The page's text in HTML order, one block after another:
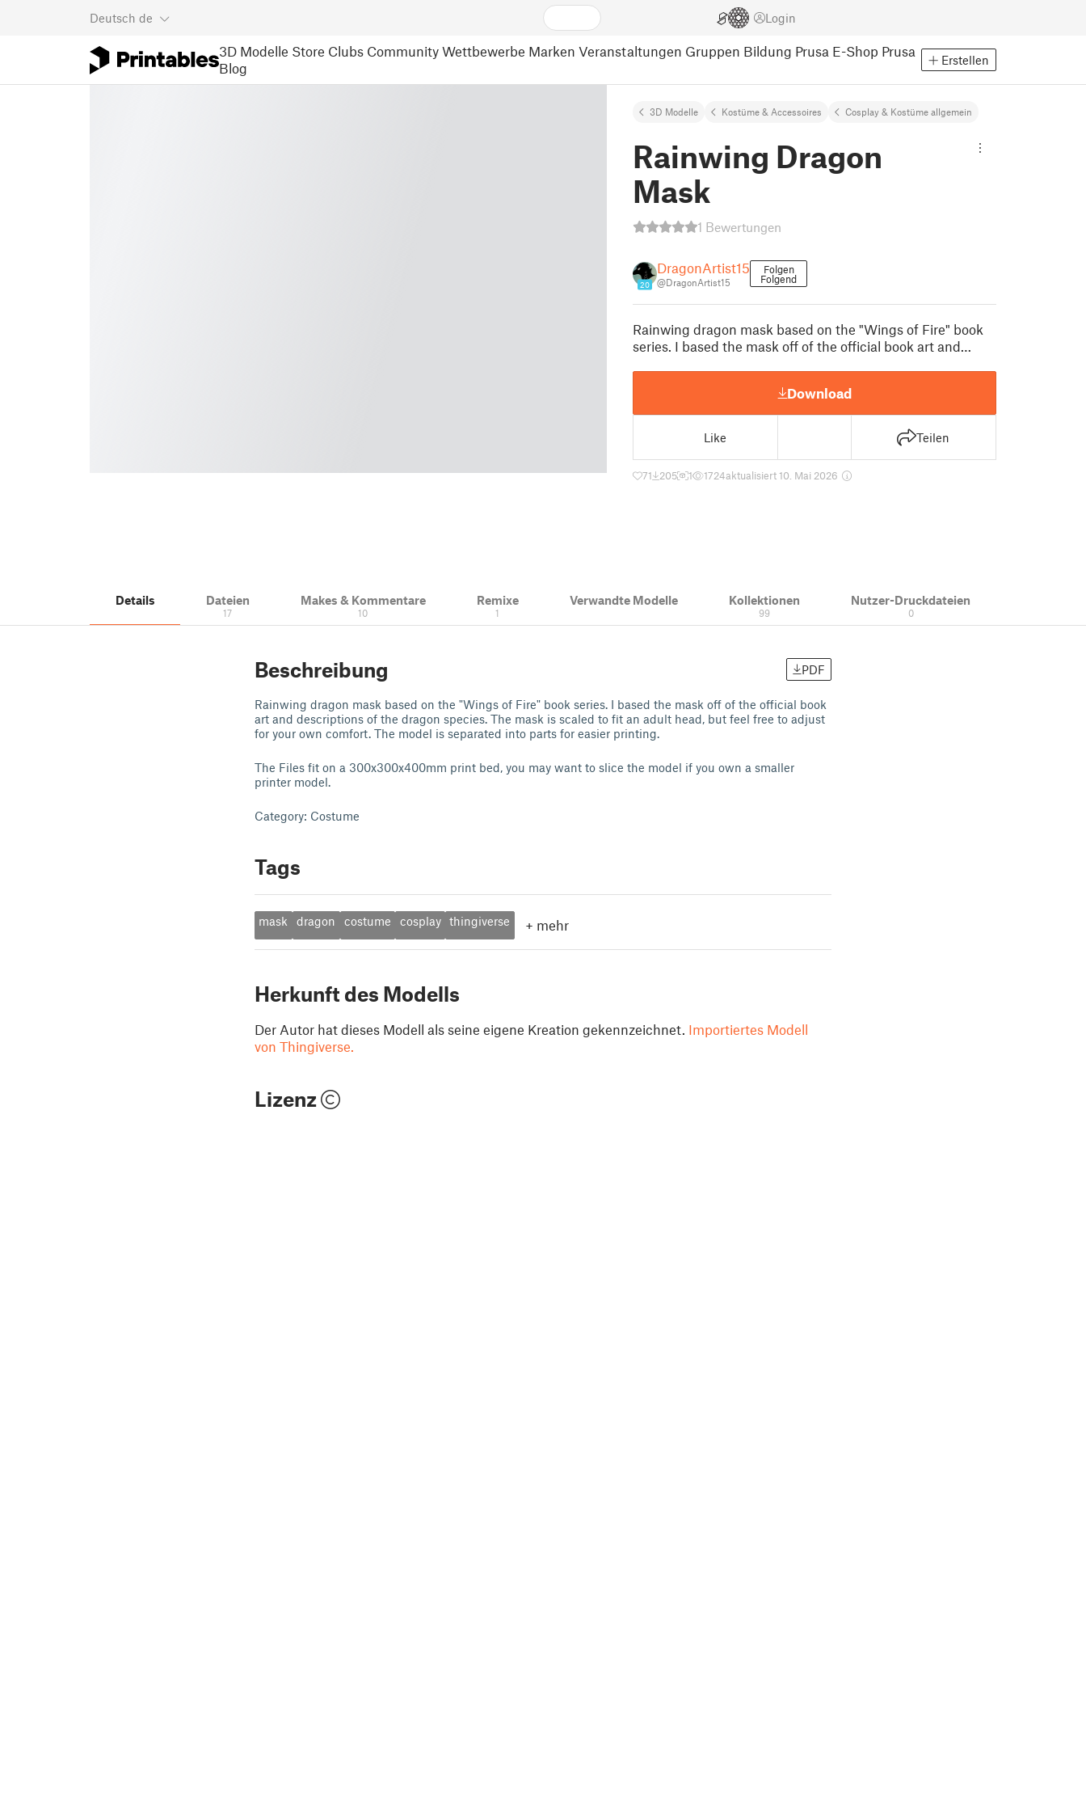
Deutsch de Login
3D Modelle Store Clubs Community Wettbewerbe Marken Veranstaltungen Gruppen Bildung Prusa E-Shop Prusa
Blog
Erstellen
3D Modelle Kostüme & Accessoires Cosplay & Kostüme allgemein
Rainwing Dragon
Mask
1 Bewertungen
20
DragonArtist15
@DragonArtist15
Folgen
Folgend
Rainwing dragon mask based on the "Wings of Fire" book
series. I based the mask off of the official book art and…
Download
Like Teilen
71 205 1 1724aktualisiert 10. Mai 2026
Details Dateien
17
Makes & Kommentare
10
Remixe
1
Verwandte Modelle Kollektionen
99
Nutzer-Druckdateien
0
Beschreibung PDF
Rainwing dragon mask based on the "Wings of Fire" book series. I based the mask off of the official book
art and descriptions of the dragon species. The mask is scaled to fit an adult head, but feel free to adjust
for your own comfort. The model is separated into parts for easier printing.
The Files fit on a 300x300x400mm print bed, you may want to slice the model if you own a smaller
printer model.
Category: Costume
Tags
mask dragon costume cosplay thingiverse + mehr
Herkunft des Modells
Der Autor hat dieses Modell als seine eigene Kreation gekennzeichnet. Importiertes Modell
von Thingiverse.
Lizenz